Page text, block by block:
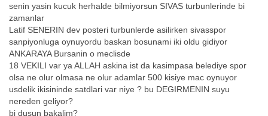
senin yasin kucuk herhalde bilmiyorsun SIVAS turbunlerinde bi
zamanlar
Latif SENERIN dev posteri turbunlerde asilirken sivasspor
sanpiyonluga oynuyordu baskan bosunami iki oldu gidiyor
ANKARAYA Bursanin o meclisde
18 VEKILI var ya ALLAH askina ist da kasimpasa belediye spor
olsa ne olur olmasa ne olur adamlar 500 kisiye mac oynuyor
usdelik ikisininde satdlari var niye ? bu DEGIRMENIN suyu
nereden geliyor?
bi dusun bakalim?